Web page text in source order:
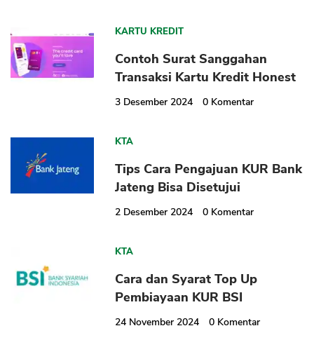
KARTU KREDIT
Contoh Surat Sanggahan
Transaksi Kartu Kredit Honest
3 Desember 2024 0 Komentar
KTA
Tips Cara Pengajuan KUR Bank
Jateng Bisa Disetujui
2 Desember 2024 0 Komentar
KTA
Cara dan Syarat Top Up
Pembiayaan KUR BSI
24 November 2024 0 Komentar